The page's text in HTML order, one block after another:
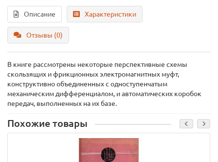
Описание Характеристики
Отзывы (0)
В книге рассмотрены некоторые перспективные схемы
скользящих и фрикционных электромагнитных муфт,
конструктивно объединенных с одноступенчатым
механическим дифференциалом, и автоматических коробок
передач, выполненных на их базе.
Похожие товары